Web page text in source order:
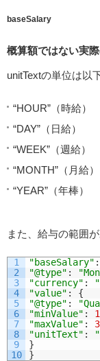
baseSalary
概算額ではない実
unitTextの単位は以
“HOUR”（時給）
“DAY”（日給）
“WEEK”（週給）
“MONTH”（月給）
“YEAR”（年棒）
また、給与の範囲
1
2
3
4
5
6
7
8
9
10
"baseSalary" :
"@type" :
"currency" :
"value" :
{
"@type" :
"minValue" :
"maxValue" :
"unitText" :
}
}